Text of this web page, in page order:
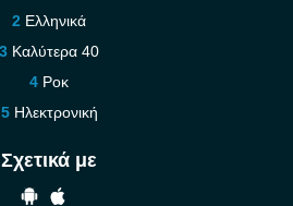
Ελληνικά
Καλύτερα 40
Ροκ
Ηλεκτρονική
Σχετικά με